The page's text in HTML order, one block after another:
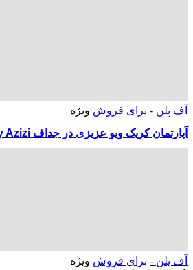
آف پلن - برای فروش ویژه
آپارتمان کریک ویو عزیزی در جداف Creek View by Azizi [نزدیک به تحویل]
آف پلن - برای فروش ویژه